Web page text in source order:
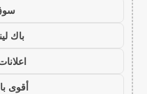
باك
أقوى